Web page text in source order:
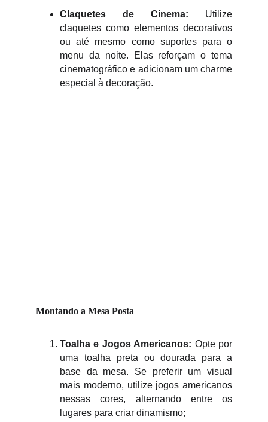
Claquetes de Cinema: Utilize
claquetes como elementos decorativos
ou até mesmo como suportes para o
menu da noite. Elas reforçam o tema
cinematográfico e adicionam um charme
especial à decoração.
Montando a Mesa Posta
Toalha e Jogos Americanos: Opte por
uma toalha preta ou dourada para a
base da mesa. Se preferir um visual
mais moderno, utilize jogos americanos
nessas cores, alternando entre os
lugares para criar dinamismo;